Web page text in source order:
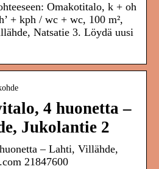
Omakotitalo, k + oh
+ kph / wc + wc, 100 m²,
Natsatie 3. Löydä uusi
4 huonetta –
Jukolantie 2
– Lahti, Villähde,
21847600